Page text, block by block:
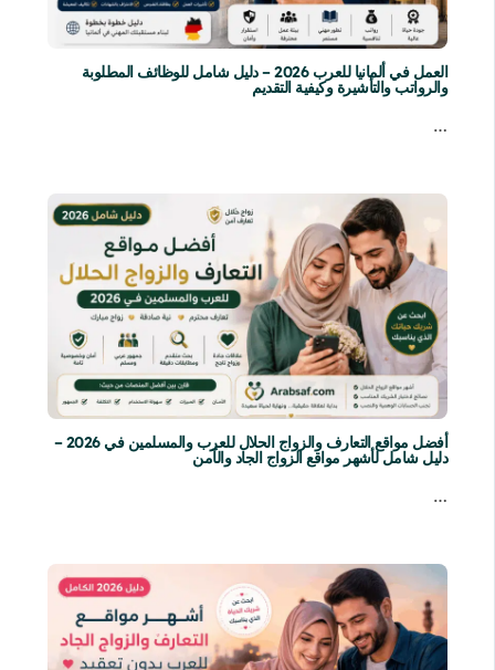
العمل في ألمانيا للعرب 2026 – دليل شامل للوظائف المطلوبة
والرواتب والتأشيرة وكيفية التقديم
…
أفضل مواقع التعارف والزواج الحلال للعرب والمسلمين في 2026 –
دليل شامل لأشهر مواقع الزواج الجاد والآمن
…